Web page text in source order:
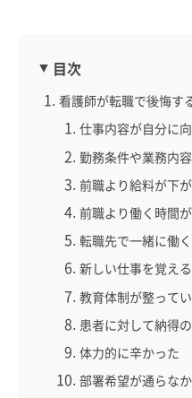
目次
看護師が転職で後悔す
仕事内容が自分に
勤務条件や業務内
前職より給料が下
前職より働く時間
転職先で一緒に働
新しい仕事を覚え
教育体制が整って
患者に対して納得
体力的に辛かった
部署希望が通らな